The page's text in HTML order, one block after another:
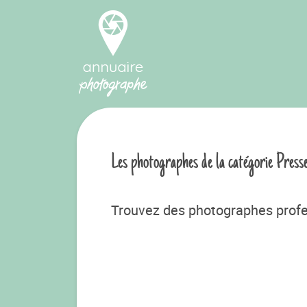
Les photographes de la catégorie
Trouvez des photographes